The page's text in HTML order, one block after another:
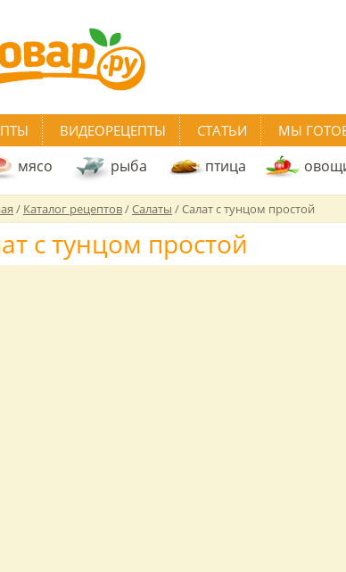
ВИДЕОРЕЦЕПТЫ СТАТЬИ МЫ
мясо рыба птица
/ Каталог рецептов/Салаты /Салат с тунцом простой
с тунцом простой